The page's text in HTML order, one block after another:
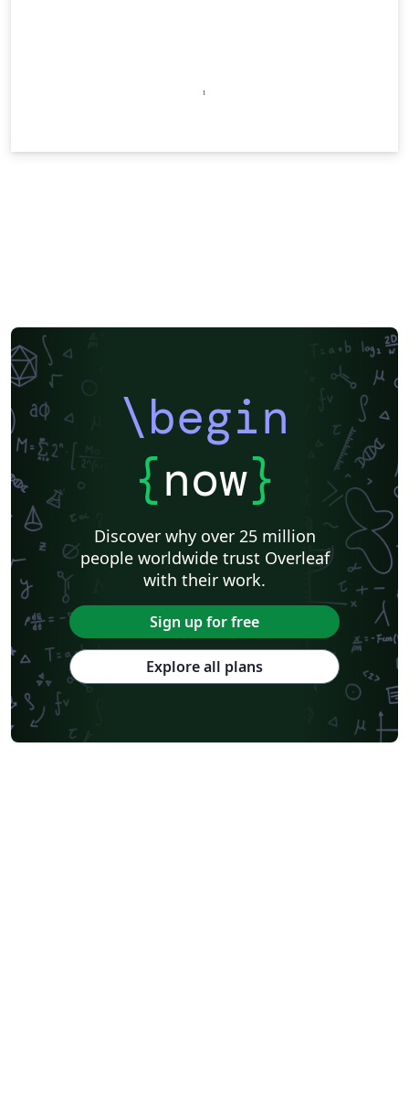
\begin
{now}
Discover why over 25 million
people worldwide trust Overleaf
with their work.
Sign up for free
Explore all plans